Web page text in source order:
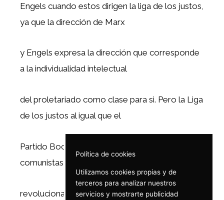
Engels cuando estos dirigen la liga de los justos,
ya que la dirección de Marx
y Engels expresa la dirección que corresponde
a la individualidad intelectual
del proletariado como clase para si. Pero la Liga
de los justos al igual que el
Partido Bochevique, no son el partido
comunistas sino partidos obreros
revolucionarios, en tanto que la
Política de cookies
Utilizamos cookies propias y de
terceros para analizar nuestros
servicios y mostrarte publicidad